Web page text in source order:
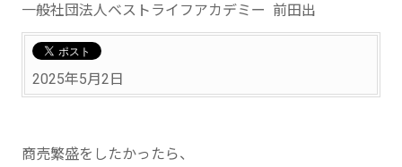
一般社団法人ベストライフアカデミー 前田出
2025年5月2日
商売繁盛をしたかったら、